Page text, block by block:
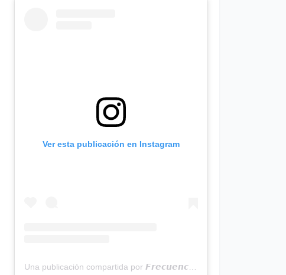
Ver esta publicación en Instagram
Una publicación compartida por 𝙁𝙧𝙚𝙘𝙪𝙚𝙣𝙘𝙞𝙖 𝙉𝙤𝙩𝙞𝙘𝙞𝙖𝙨 | Programa Radial (@frecuencianoticias)